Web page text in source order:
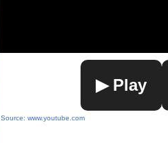
▶ Play
Source: www.youtube.com